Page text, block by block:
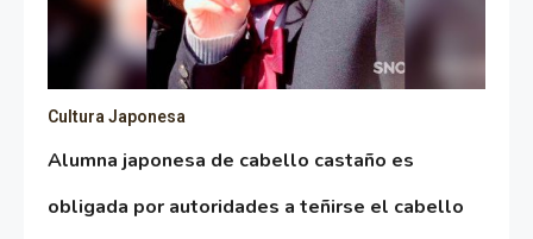
Cultura Japonesa
Alumna japonesa de cabello castaño es
obligada por autoridades a teñirse el cabello